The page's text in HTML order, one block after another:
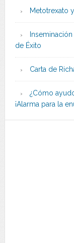
Metotrexato
de Éxito
Carta de
¿Cómo
¡Alarma para la